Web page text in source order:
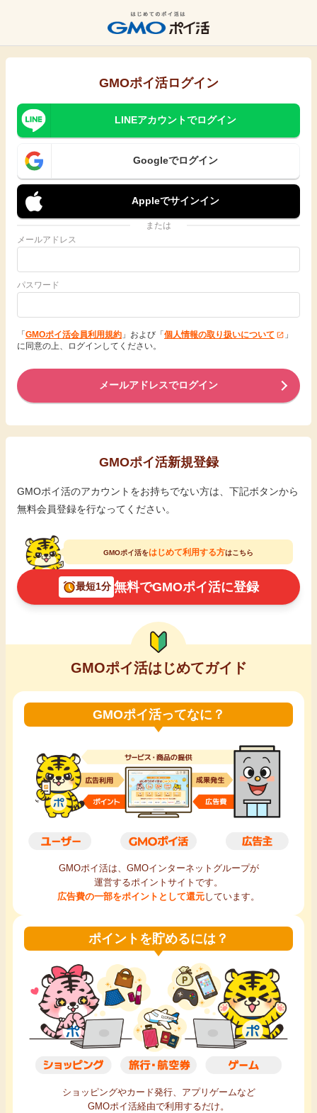
GMOポイ活ログイン
LINEアカウントでログイン
Googleでログイン
Appleでサインイン
または
メールアドレス
パスワード
「GMOポイ活会員利用規約 」および「個人情報の取り扱いについて
」
に同意の上、ログインしてください。
メールアドレスでログイン
GMOポイ活新規登録
GMOポイ活のアカウントをお持ちでない方は、下記ボタンから
無料会員登録を行なってください。
GMOポイ活をはじめて利用する方はこちら
最短1分 無料でGMOポイ活に登録
GMOポイ活はじめてガイド
GMOポイ活ってなに？
GMOポイ活は、GMOインターネットグループが
運営するポイントサイトです。
広告費の一部をポイントとして還元しています。
ポイントを貯めるには？
ショッピングやカード発行、アプリゲームなど
GMOポイ活経由で利用するだけ。